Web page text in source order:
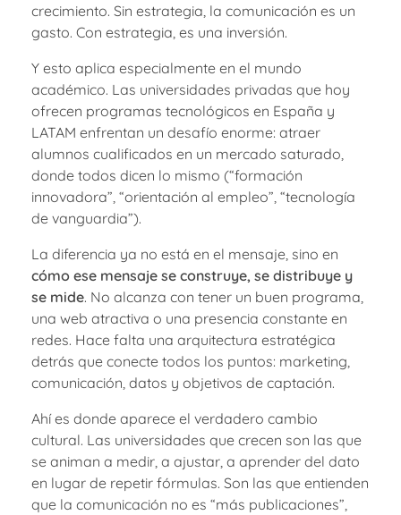
crecimiento. Sin estrategia, la comunicación es un
gasto. Con estrategia, es una inversión.
Y esto aplica especialmente en el mundo
académico. Las universidades privadas que hoy
ofrecen programas tecnológicos en España y
LATAM enfrentan un desafío enorme: atraer
alumnos cualificados en un mercado saturado,
donde todos dicen lo mismo (“formación
innovadora”, “orientación al empleo”, “tecnología
de vanguardia”).
La diferencia ya no está en el mensaje, sino en
cómo ese mensaje se construye, se distribuye y
se mide. No alcanza con tener un buen programa,
una web atractiva o una presencia constante en
redes. Hace falta una arquitectura estratégica
detrás que conecte todos los puntos: marketing,
comunicación, datos y objetivos de captación.
Ahí es donde aparece el verdadero cambio
cultural. Las universidades que crecen son las que
se animan a medir, a ajustar, a aprender del dato
en lugar de repetir fórmulas. Son las que entienden
que la comunicación no es “más publicaciones”,